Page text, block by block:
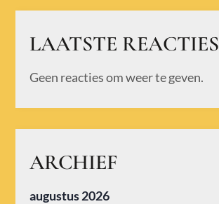
LAATSTE REACTIES
Geen reacties om weer te geven.
ARCHIEF
augustus 2026